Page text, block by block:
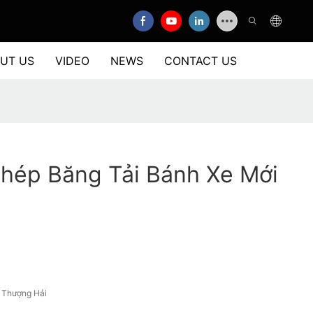
US VIDEO NEWS CONTACT US
Băng Tải Bánh Xe Mới
Hải